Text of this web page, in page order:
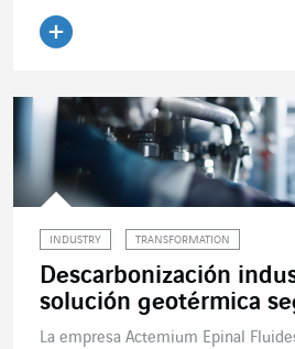
INDUSTRY TRANSFORMATION
Descarbonización
solución geotérmica
La empresa Actemium Epinal